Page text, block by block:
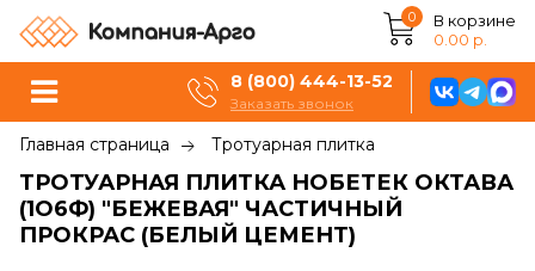
0
В корзине
0.00 р.
8 (800) 444-13-52
Заказать звонок
Главная страница Тротуарная плитка
ТРОТУАРНАЯ ПЛИТКА НОБЕТЕК ОКТАВА
(1О6Ф) "БЕЖЕВАЯ" ЧАСТИЧНЫЙ
ПРОКРАС (БЕЛЫЙ ЦЕМЕНТ)